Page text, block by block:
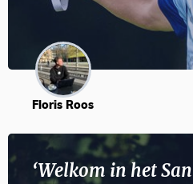
Floris Roos
‘Welkom in het